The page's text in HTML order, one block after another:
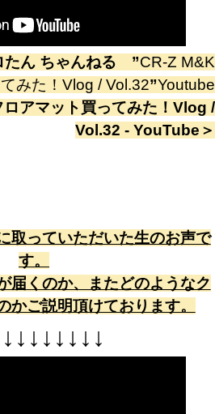
たん ちゃんねる ”CR-Z M&K
みた！Vlog / Vol.32”Youtube
アマット買ってみた！Vlog /
Vol.32 - YouTube ＞
取っていただいた生のお声で
す。
届くのか、またどのようなク
かご説明頂けております。
↓ ↓ ↓ ↓ ↓ ↓ ↓ ↓